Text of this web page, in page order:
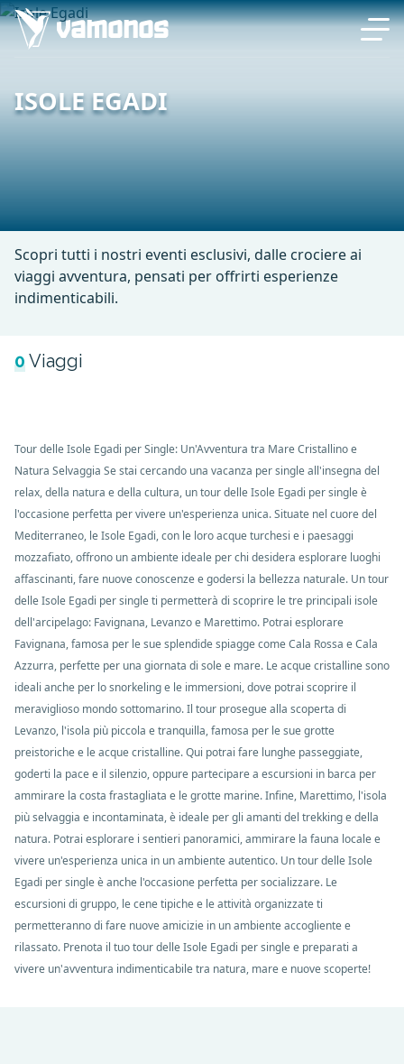
ISOLE EGADI
Scopri tutti i nostri eventi esclusivi, dalle crociere ai
viaggi avventura, pensati per offrirti esperienze
indimenticabili.
0Viaggi
Tour delle Isole Egadi per Single: Un'Avventura tra Mare Cristallino e
Natura Selvaggia Se stai cercando una vacanza per single all'insegna del
relax, della natura e della cultura, un tour delle Isole Egadi per single è
l'occasione perfetta per vivere un'esperienza unica. Situate nel cuore del
Mediterraneo, le Isole Egadi, con le loro acque turchesi e i paesaggi
mozzafiato, offrono un ambiente ideale per chi desidera esplorare luoghi
affascinanti, fare nuove conoscenze e godersi la bellezza naturale. Un tour
delle Isole Egadi per single ti permetterà di scoprire le tre principali isole
dell'arcipelago: Favignana, Levanzo e Marettimo. Potrai esplorare
Favignana, famosa per le sue splendide spiagge come Cala Rossa e Cala
Azzurra, perfette per una giornata di sole e mare. Le acque cristalline sono
ideali anche per lo snorkeling e le immersioni, dove potrai scoprire il
meraviglioso mondo sottomarino. Il tour prosegue alla scoperta di
Levanzo, l'isola più piccola e tranquilla, famosa per le sue grotte
preistoriche e le acque cristalline. Qui potrai fare lunghe passeggiate,
goderti la pace e il silenzio, oppure partecipare a escursioni in barca per
ammirare la costa frastagliata e le grotte marine. Infine, Marettimo, l'isola
più selvaggia e incontaminata, è ideale per gli amanti del trekking e della
natura. Potrai esplorare i sentieri panoramici, ammirare la fauna locale e
vivere un'esperienza unica in un ambiente autentico. Un tour delle Isole
Egadi per single è anche l'occasione perfetta per socializzare. Le
escursioni di gruppo, le cene tipiche e le attività organizzate ti
permetteranno di fare nuove amicizie in un ambiente accogliente e
rilassato. Prenota il tuo tour delle Isole Egadi per single e preparati a
vivere un'avventura indimenticabile tra natura, mare e nuove scoperte!